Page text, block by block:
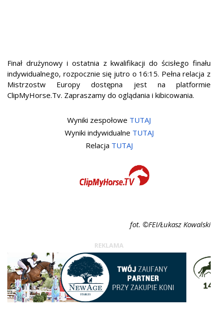
Finał drużynowy i ostatnia z kwalifikacji do ścisłego finału
indywidualnego, rozpocznie się jutro o 16:15. Pełna relacja z
Mistrzostw Europy dostępna jest na platformie
ClipMyHorse.Tv. Zapraszamy do oglądania i kibicowania.
Wyniki zespołowe TUTAJ
Wyniki indywidualne TUTAJ
Relacja TUTAJ
fot. ©FEI/Łukasz Kowalski
REKLAMA